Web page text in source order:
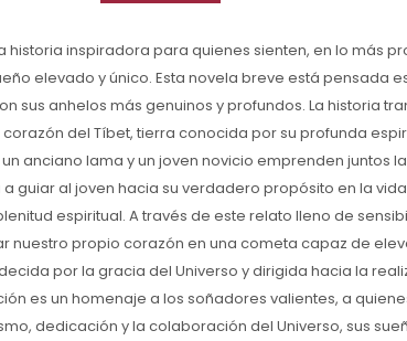
historia inspiradora para quienes sienten, en lo más
elevado y único. Esta novela breve está pensada
sus anhelos más genuinos y profundos. La historia
del Tíbet, tierra conocida por su profunda
anciano lama y un joven novicio emprenden juntos
guiar al joven hacia su verdadero propósito en la
espiritual. A través de este relato lleno de
nuestro propio corazón en una cometa capaz de
por la gracia del Universo y dirigida hacia la
es un homenaje a los soñadores valientes, a
dedicación y la colaboración del Universo, sus